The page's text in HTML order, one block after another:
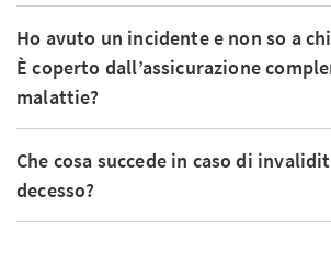
Ho avuto un incidente e non so a
È coperto dall’assicurazione
malattie?
Che cosa succede in caso di
decesso?